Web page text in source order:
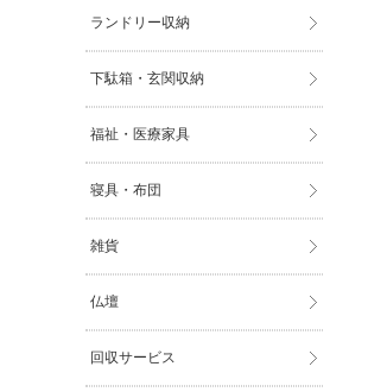
ランドリー収納
下駄箱・玄関収納
福祉・医療家具
寝具・布団
雑貨
仏壇
回収サービス